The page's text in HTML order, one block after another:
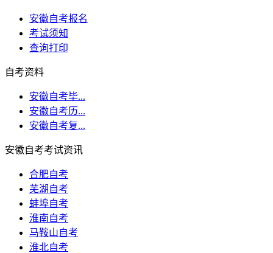
安徽自考报名
考试须知
查询打印
自考资料
安徽自考毕...
安徽自考历...
安徽自考复...
安徽自考考试资讯
合肥自考
芜湖自考
蚌埠自考
淮南自考
马鞍山自考
淮北自考